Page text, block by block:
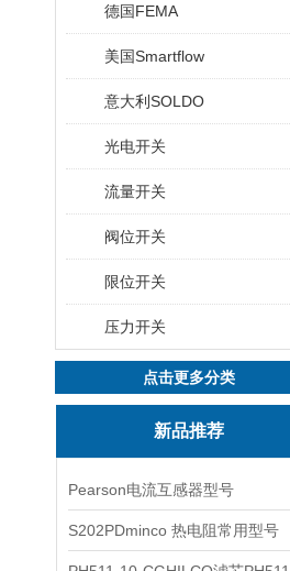
德国FEMA
美国Smartflow
意大利SOLDO
光电开关
流量开关
阀位开关
限位开关
压力开关
点击更多分类
新品推荐
Pearson电流互感器型号
S202PDminco 热电阻常用型号